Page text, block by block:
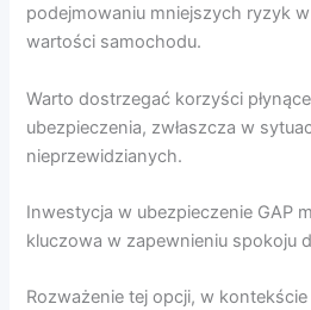
podejmowaniu mniejszych ryzyk
wartości samochodu.
Warto dostrzegać korzyści
ubezpieczenia, zwłaszcza w
nieprzewidzianych.
Inwestycja w ubezpieczenie GAP
kluczowa w zapewnieniu spokoju
Rozważenie tej opcji, w